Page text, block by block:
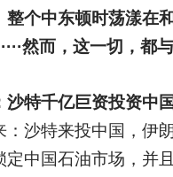
整个中东顿时荡漾在
然而，这一切，都
沙特千亿巨资投资中国
：沙特来投中国，伊
定中国石油市场，并